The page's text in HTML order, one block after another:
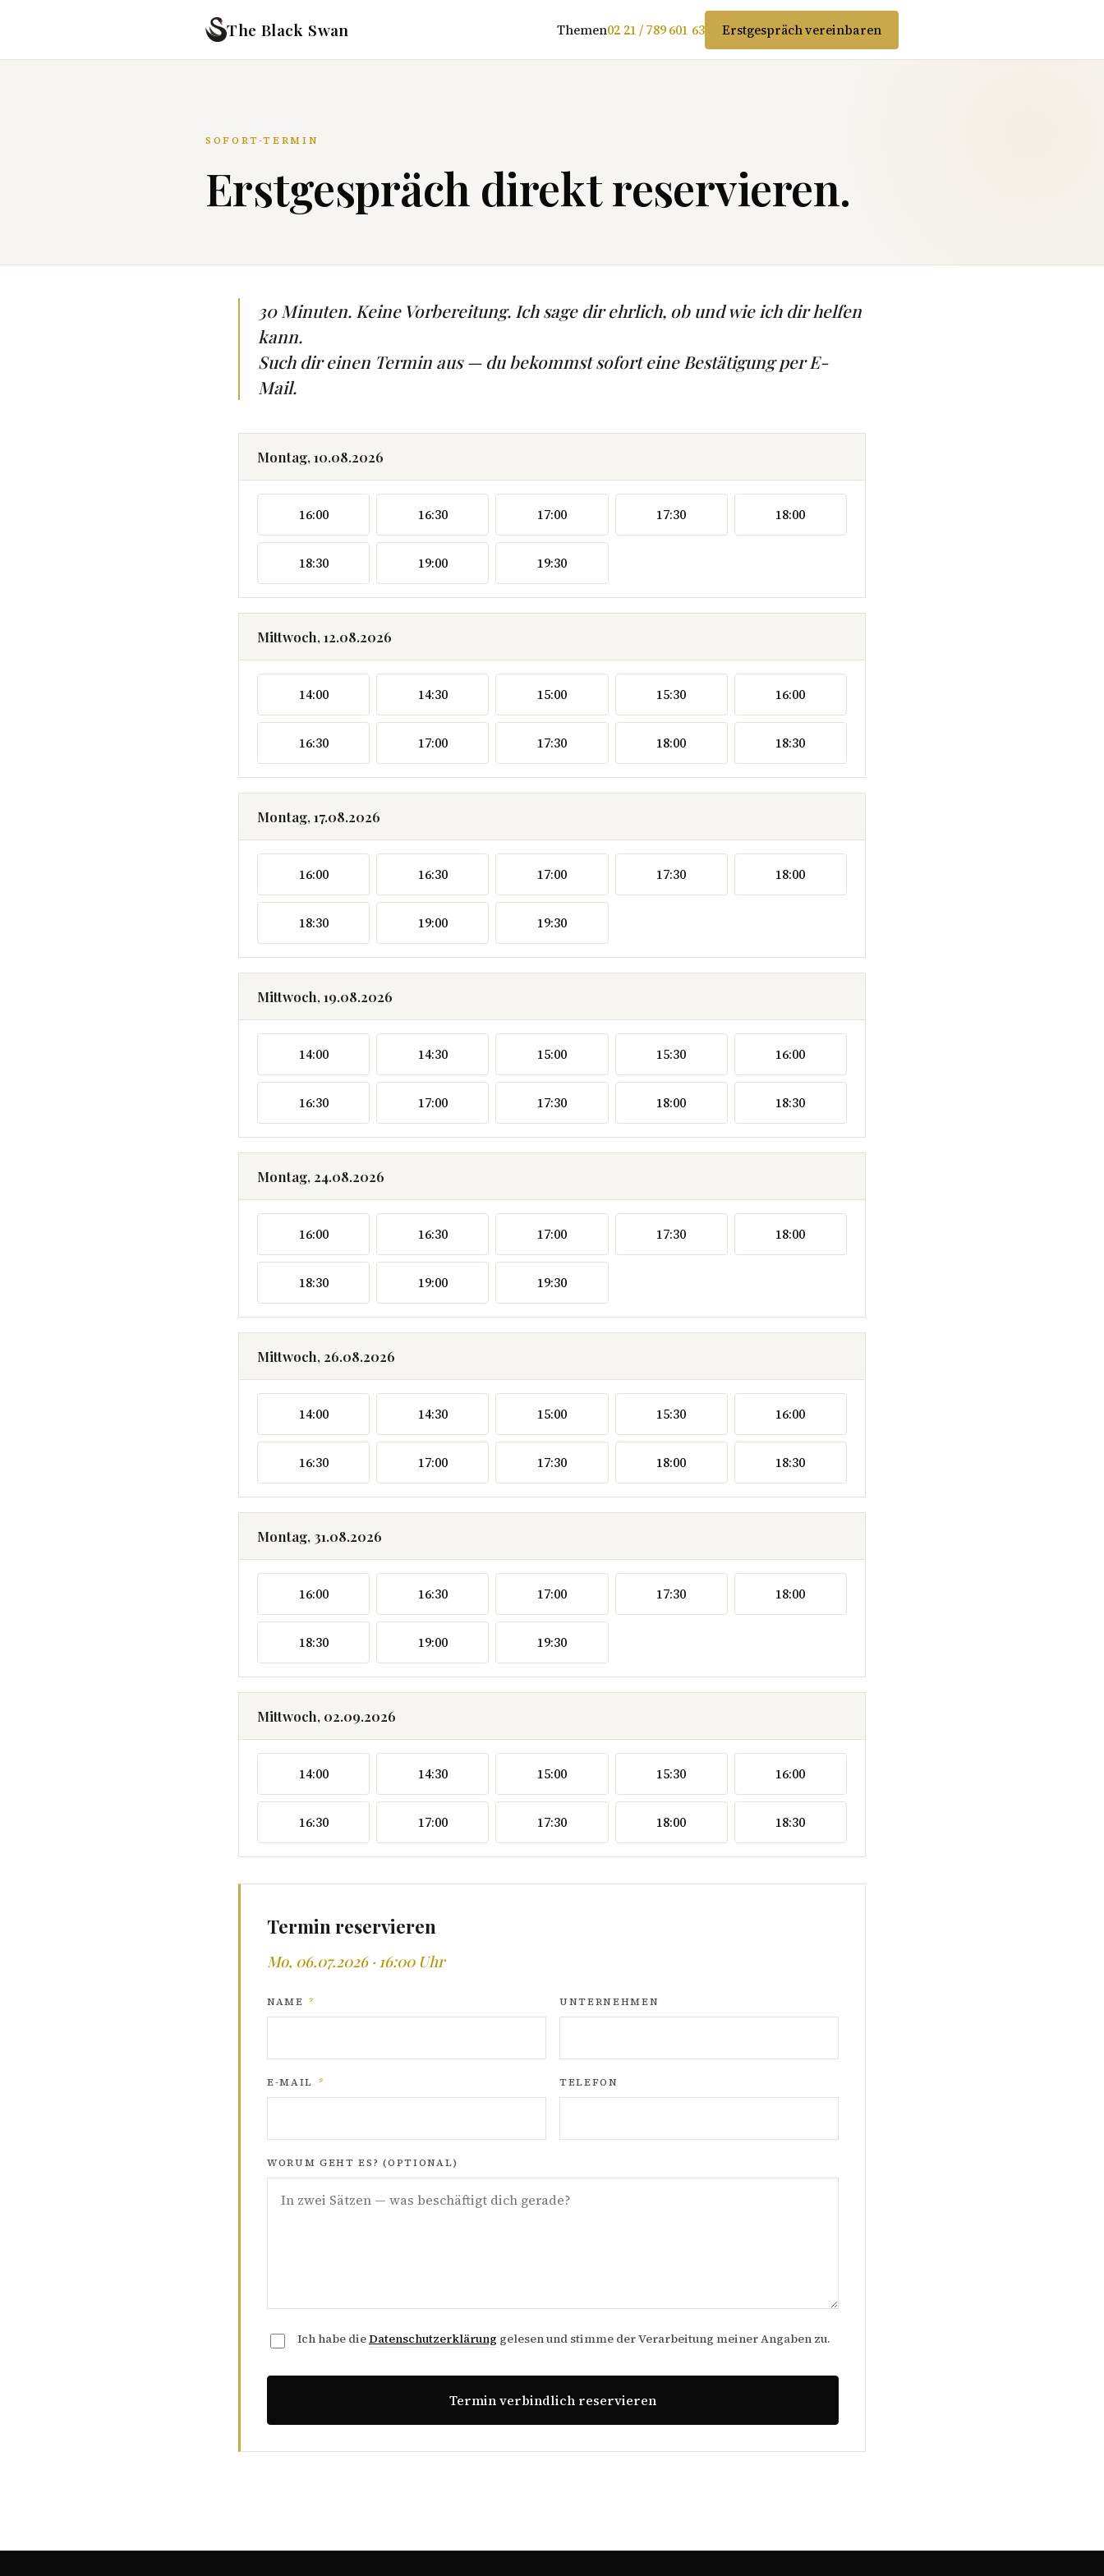
The Black Swan Themen02 21 / 789 601 63 Erstgespräch vereinbaren
SOFORT-TERMIN
Erstgespräch direkt reservieren.
30 Minuten. Keine Vorbereitung. Ich sage dir ehrlich, ob und wie ich dir helfen
kann.
Such dir einen Termin aus — du bekommst sofort eine Bestätigung per E-
Mail.
Montag, 10.08.2026
16:00 16:30 17:00 17:30 18:00
18:30 19:00 19:30
Mittwoch, 12.08.2026
14:00 14:30 15:00 15:30 16:00
16:30 17:00 17:30 18:00 18:30
Montag, 17.08.2026
16:00 16:30 17:00 17:30 18:00
18:30 19:00 19:30
Mittwoch, 19.08.2026
14:00 14:30 15:00 15:30 16:00
16:30 17:00 17:30 18:00 18:30
Montag, 24.08.2026
16:00 16:30 17:00 17:30 18:00
18:30 19:00 19:30
Mittwoch, 26.08.2026
14:00 14:30 15:00 15:30 16:00
16:30 17:00 17:30 18:00 18:30
Montag, 31.08.2026
16:00 16:30 17:00 17:30 18:00
18:30 19:00 19:30
Mittwoch, 02.09.2026
14:00 14:30 15:00 15:30 16:00
16:30 17:00 17:30 18:00 18:30
Termin reservieren
Mo, 06.07.2026 · 16:00 Uhr
NAME * UNTERNEHMEN
E-MAIL * TELEFON
WORUM GEHT ES? (OPTIONAL)
Ich habe dieDatenschutzerklärung gelesen und stimme der Verarbeitung meiner Angaben zu.
Termin verbindlich reservieren